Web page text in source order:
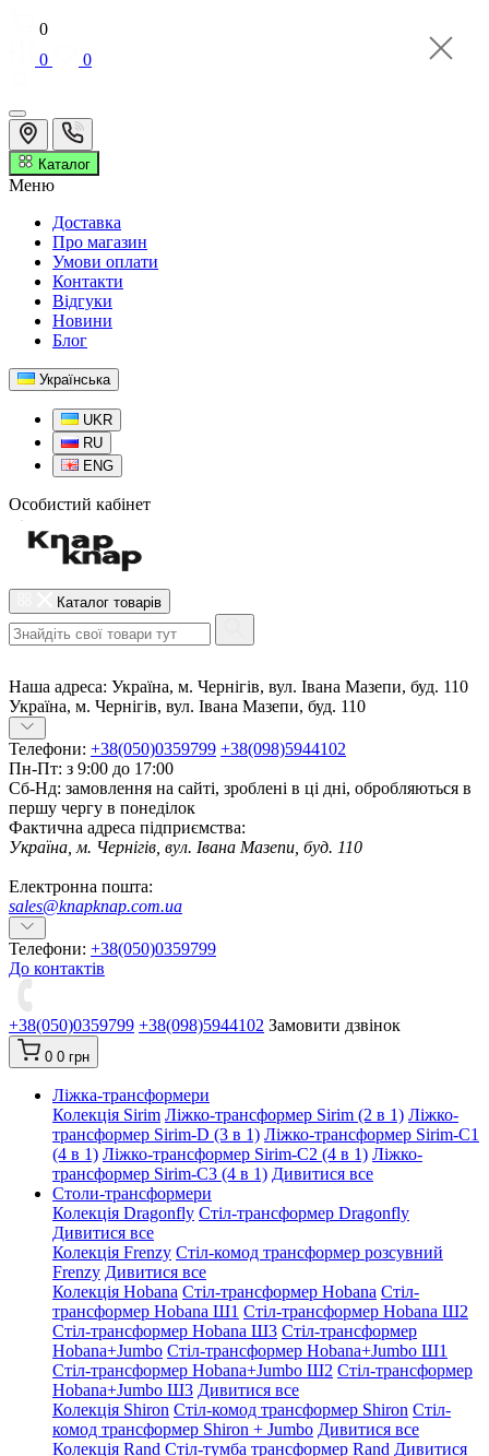
0
0
0
Каталог
Меню
Доставка
Про магазин
Умови оплати
Контакти
Відгуки
Новини
Блог
Українська
UKR
RU
ENG
Особистий кабінет
Каталог товарів
Наша адреса: Україна, м. Чернігів, вул. Івана Мазепи, буд. 110
Україна, м. Чернігів, вул. Івана Мазепи, буд. 110
Телефони: +38(050)0359799 +38(098)5944102
Пн-Пт: з 9:00 до 17:00
Сб-Нд: замовлення на сайті, зроблені в ці дні, обробляються в
першу чергу в понеділок
Фактична адреса підприємства:
Україна, м. Чернігів, вул. Івана Мазепи, буд. 110
Електронна пошта:
sales@knapknap.com.ua
Телефони: +38(050)0359799
До контактів
+38(050)0359799 +38(098)5944102 Замовити дзвінок
0 0 грн
Ліжка-трансформери
Колекція Sirim Ліжко-трансформер Sirim (2 в 1) Ліжко-
трансформер Sirim-D (3 в 1) Ліжко-трансформер Sirim-C1
(4 в 1) Ліжко-трансформер Sirim-C2 (4 в 1) Ліжко-
трансформер Sirim-C3 (4 в 1) Дивитися все
Столи-трансформери
Колекція Dragonfly Стіл-трансформер Dragonfly
Дивитися все
Колекція Frenzy Стіл-комод трансформер розсувний
Frenzy Дивитися все
Колекція Hobana Стіл-трансформер Hobana Стіл-
трансформер Hobana Ш1 Стіл-трансформер Hobana Ш2
Стіл-трансформер Hobana Ш3 Стіл-трансформер
Hobana+Jumbo Стіл-трансформер Hobana+Jumbo Ш1
Стіл-трансформер Hobana+Jumbo Ш2 Стіл-трансформер
Hobana+Jumbo Ш3 Дивитися все
Колекція Shiron Стіл-комод трансформер Shiron Стіл-
комод трансформер Shiron + Jumbo Дивитися все
Колекція Rand Стіл-тумба трансформер Rand Дивитися